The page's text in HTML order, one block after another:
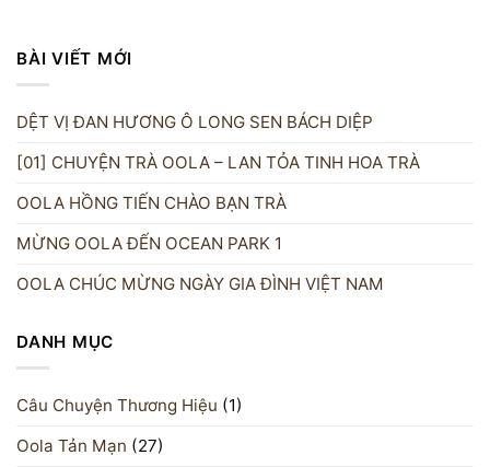
BÀI VIẾT MỚI
DỆT VỊ ĐAN HƯƠNG Ô LONG SEN BÁCH DIỆP
[01] CHUYỆN TRÀ OOLA – LAN TỎA TINH HOA TRÀ
OOLA HỒNG TIẾN CHÀO BẠN TRÀ
MỪNG OOLA ĐẾN OCEAN PARK 1
OOLA CHÚC MỪNG NGÀY GIA ĐÌNH VIỆT NAM
DANH MỤC
Câu Chuyện Thương Hiệu (1)
Oola Tản Mạn (27)